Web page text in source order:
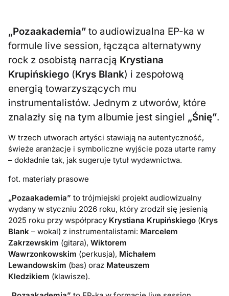
„Pozaakademia” to audiowizualna EP-ka w
formule live session, łącząca alternatywny
rock z osobistą narracją Krystiana
Krupińskiego (Krys Blank) i zespołową
energią towarzyszących mu
instrumentalistów. Jednym z utworów, które
znalazły się na tym albumie jest singiel „Śnię”.
W trzech utworach artyści stawiają na autentyczność,
świeże aranżacje i symboliczne wyjście poza utarte ramy
– dokładnie tak, jak sugeruje tytuł wydawnictwa.
fot. materiały prasowe
„Pozaakademia” to trójmiejski projekt audiowizualny
wydany w styczniu 2026 roku, który zrodził się jesienią
2025 roku przy współpracy Krystiana Krupińskiego (Krys
Blank – wokal) z instrumentalistami: Marcelem
Zakrzewskim (gitara),Wiktorem
Wawrzonkowskim (perkusja), Michałem
Lewandowskim (bas) oraz Mateuszem
Kledzikiem (klawisze).